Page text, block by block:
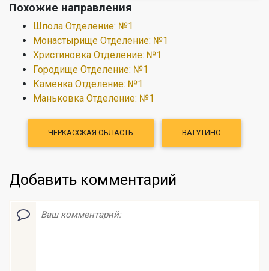
Похожие направления
Шпола Отделение: №1
Монастырище Отделение: №1
Христиновка Отделение: №1
Городище Отделение: №1
Каменка Отделение: №1
Маньковка Отделение: №1
ЧЕРКАССКАЯ ОБЛАСТЬ ВАТУТИНО
Добавить комментарий